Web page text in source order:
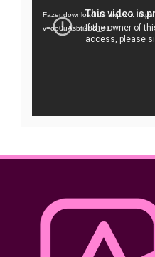
vídeo
Fazer download do arquivo:
v=oo0uAsbti28&_=1